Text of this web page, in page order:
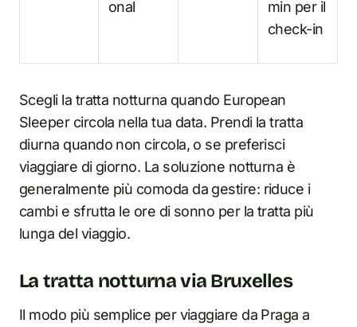
onal
min per il
check-in
Scegli la tratta notturna quando European
Sleeper circola nella tua data. Prendi la tratta
diurna quando non circola, o se preferisci
viaggiare di giorno. La soluzione notturna è
generalmente più comoda da gestire: riduce i
cambi e sfrutta le ore di sonno per la tratta più
lunga del viaggio.
La tratta notturna via Bruxelles
Il modo più semplice per viaggiare da Praga a